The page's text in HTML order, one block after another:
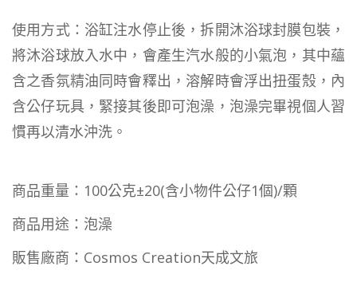
使用方式：浴缸注水停止後，拆開沐浴球封膜包裝，
將沐浴球放入水中，會產生汽水般的小氣泡，其中蘊
含之香氛精油同時會釋出，溶解時會浮出扭蛋殼，內
含公仔玩具，緊接其後即可泡澡，泡澡完畢視個人習
慣再以清水沖洗。
商品重量：100公克±20(含小物件公仔1個)/顆
商品用途：泡澡
販售廠商：Cosmos Creation天成文旅